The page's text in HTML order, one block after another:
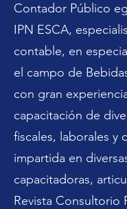
Contador Público
IPN ESCA,
contable, en
el campo de
con gran
capacitación de
fiscales, laborales y
impartida en
capacitadoras,
Revista Consultorio